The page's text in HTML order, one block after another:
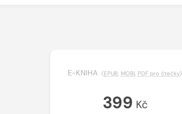
E-KNIHA (EPUB, MOBI, PDF pro čtečky)
399 Kč